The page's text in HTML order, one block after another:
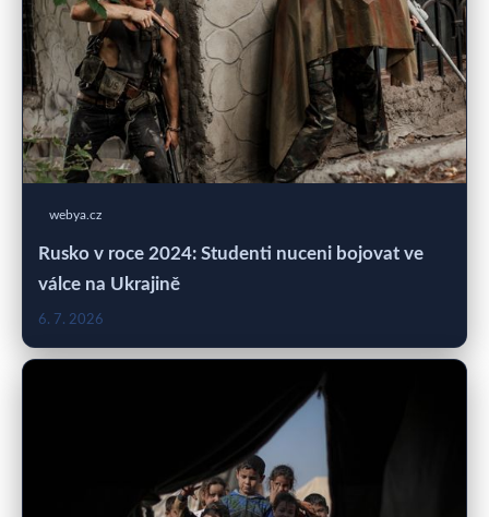
webya.cz
Rusko v roce 2024: Studenti nuceni bojovat ve
válce na Ukrajině
6. 7. 2026